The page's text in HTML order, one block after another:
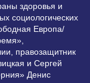
здоровья и
социологических
Европа/
правозащитник
и Сергей
Денис